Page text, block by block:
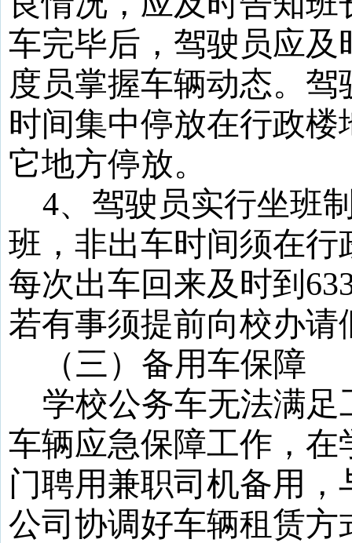
车完毕后，驾驶员应
度员掌握车辆动态。
时间集中停放在行政
它地方停放。
4、驾驶员实行坐班
班，非出车时间须在行
每次出车回来及时到
若有事须提前向校办请
（三）备用车保障
学校公务车无法满
车辆应急保障工作，
门聘用兼职司机备用
公司协调好车辆租赁